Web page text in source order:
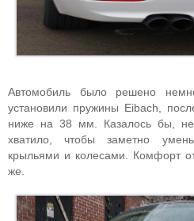
Автомобиль было решено
установили пружины Eibach,
ниже на 38 мм. Казалось бы,
хватило, чтобы заметно
крыльями и колесами. Комфорт
же.